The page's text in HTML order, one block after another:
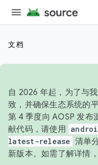
文档
自 2026 年起，为了与
致，并确保生态系统的
第 4 季度向 AOSP 发布
献代码，请使用
latest-release 清单
新版本。如需了解详情